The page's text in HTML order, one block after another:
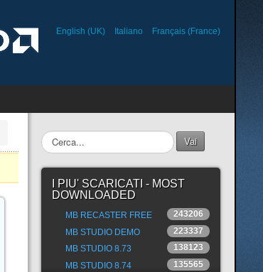
English (UK) Italiano Français (France)
Cerca... Vai
I PIU' SCARICATI - MOST
DOWNLOADED
MB RECASTER FREE
243206
MB STUDIO DEMO
223337
MB STUDIO 8.73
138123
MB STUDIO 8.74
135565